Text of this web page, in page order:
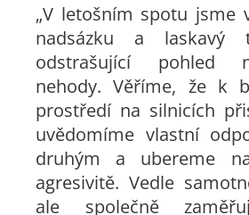
„V letošním spotu jsme
nadsázku a
odstrašující pohled
nehody. Věříme, že k
prostředí na silnicích
uvědomíme vlastní
druhým a ubereme
agresivitě. Vedle
ale společně